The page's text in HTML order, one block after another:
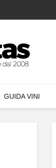
GUIDA VINI